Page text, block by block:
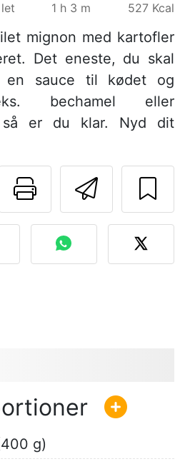
1 h 3 m 527 Kcal
mignon med kartofler
Det eneste, du skal
sauce til kødet og
bechamel eller
så er du klar. Nyd dit
Send
Udskriv
et spørgsmål
af denne
g)